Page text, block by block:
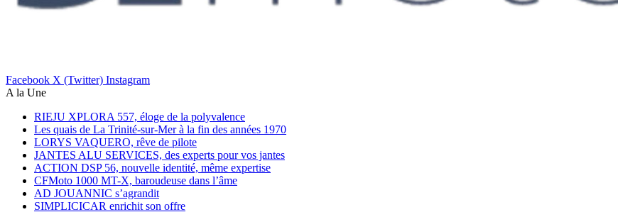
Facebook X (Twitter) Instagram
A la Une
RIEJU XPLORA 557, éloge de la polyvalence
Les quais de La Trinité-sur-Mer à la fin des années 1970
LORYS VAQUERO, rêve de pilote
JANTES ALU SERVICES, des experts pour vos jantes
ACTION DSP 56, nouvelle identité, même expertise
CFMoto 1000 MT-X, baroudeuse dans l’âme
AD JOUANNIC s’agrandit
SIMPLICICAR enrichit son offre